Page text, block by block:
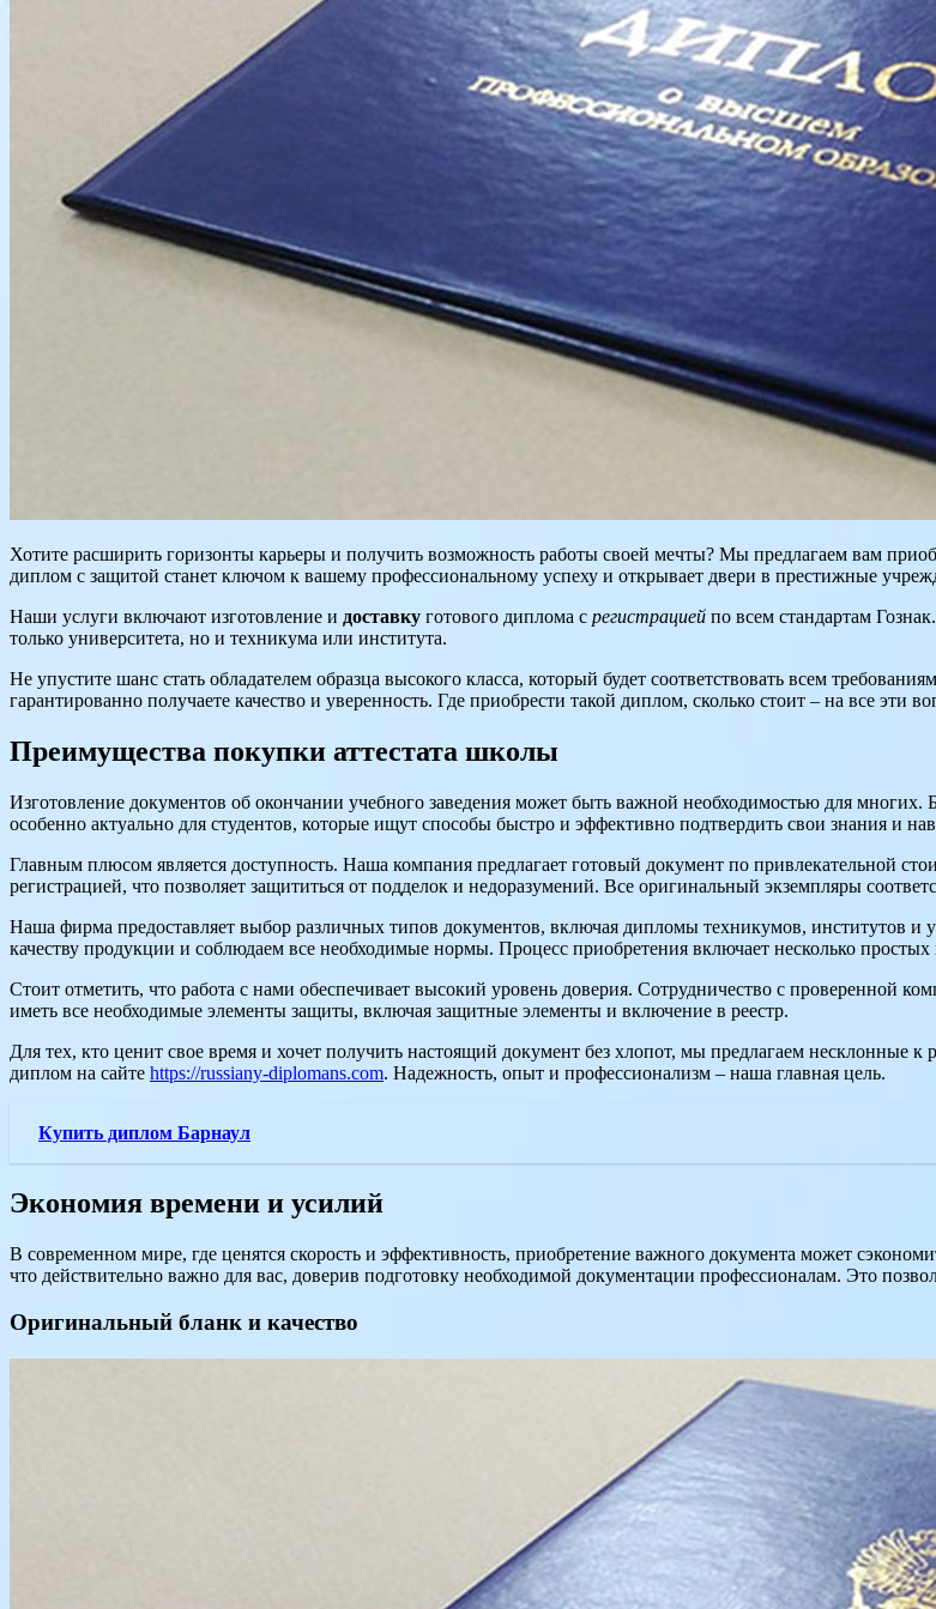
Хотите расширить горизонты карьеры и получить возможность работы своей мечты? Мы предлагаем вам
диплом с защитой станет ключом к вашему профессиональному успеху и открывает двери в престижные
Наши услуги включают изготовление и доставку готового диплома с регистрацией по всем стандартам
только университета, но и техникума или института.
Не упустите шанс стать обладателем образца высокого класса, который будет соответствовать всем
гарантированно получаете качество и уверенность. Где приобрести такой диплом, сколько стоит – на все эти
Преимущества покупки аттестата школы
Изготовление документов об окончании учебного заведения может быть важной необходимостью для
особенно актуально для студентов, которые ищут способы быстро и эффективно подтвердить свои знания и
Главным плюсом является доступность. Наша компания предлагает готовый документ по привлекательной
регистрацией, что позволяет защититься от подделок и недоразумений. Все оригинальный экземпляры
Наша фирма предоставляет выбор различных типов документов, включая дипломы техникумов, институтов
качеству продукции и соблюдаем все необходимые нормы. Процесс приобретения включает несколько
Стоит отметить, что работа с нами обеспечивает высокий уровень доверия. Сотрудничество с проверенной
иметь все необходимые элементы защиты, включая защитные элементы и включение в реестр.
Для тех, кто ценит свое время и хочет получить настоящий документ без хлопот, мы предлагаем несклонные
диплом на сайте https://russiany-diplomans.com. Надежность, опыт и профессионализм – наша главная цель.
Купить диплом Барнаул
Экономия времени и усилий
В современном мире, где ценятся скорость и эффективность, приобретение важного документа может
что действительно важно для вас, доверив подготовку необходимой документации профессионалам. Это
Оригинальный бланк и качество